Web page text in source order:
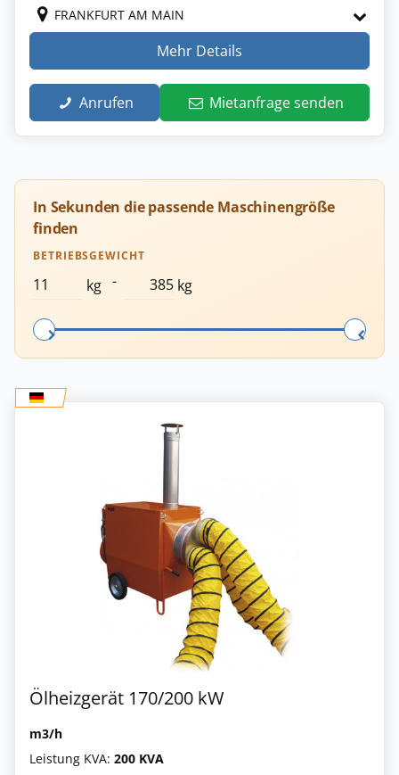
FRANKFURT AM MAIN
Mehr Details
Anrufen Mietanfrage senden
In Sekunden die passende Maschinengröße
finden
BETRIEBSGEWICHT
kg - kg
Ölheizgerät 170/200 kW
m3/h
Leistung KVA: 200 KVA